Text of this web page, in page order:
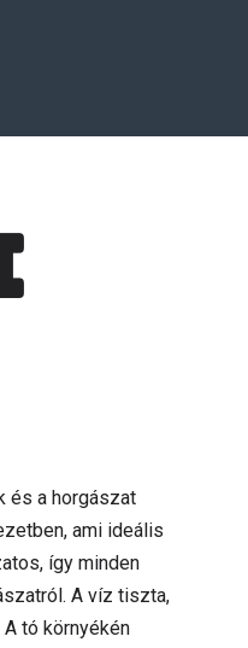
és a horgászat
ami ideális
így minden
A víz tiszta,
tó környékén